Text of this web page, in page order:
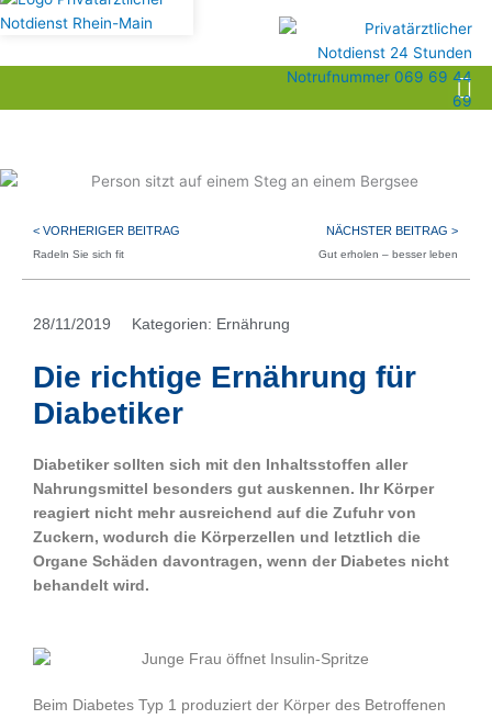
< VORHERIGER BEITRAG
Radeln Sie sich fit
NÄCHSTER BEITRAG >
Gut erholen – besser leben
28/11/2019 Kategorien: Ernährung
Die richtige Ernährung für
Diabetiker
Diabetiker sollten sich mit den Inhaltsstoffen aller
Nahrungsmittel besonders gut auskennen. Ihr Körper
reagiert nicht mehr ausreichend auf die Zufuhr von
Zuckern, wodurch die Körperzellen und letztlich die
Organe Schäden davontragen, wenn der Diabetes nicht
behandelt wird.
Beim Diabetes Typ 1 produziert der Körper des Betroffenen